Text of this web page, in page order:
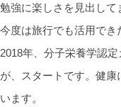
勉強に楽しさを見出して
今度は旅行でも活用でき
2018年、分子栄養学認
が、スタートです。健
います。